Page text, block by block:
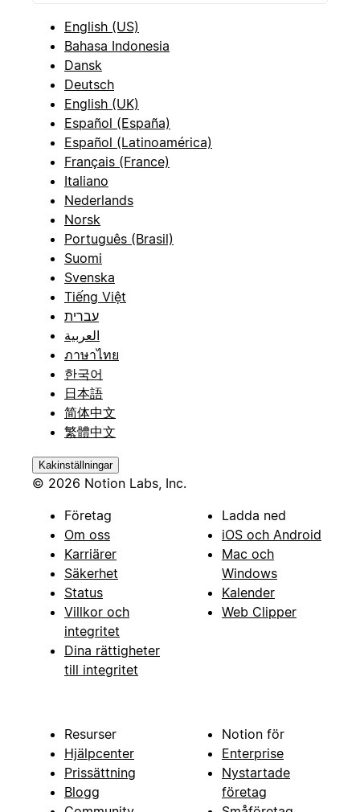
English (US)
Bahasa Indonesia
Dansk
Deutsch
English (UK)
Español (España)
Español (Latinoamérica)
Français (France)
Italiano
Nederlands
Norsk
Português (Brasil)
Suomi
Svenska
Tiếng Việt
עברית
العربية
ภาษาไทย
한국어
日本語
简体中文
繁體中文
Kakinställningar
© 2026 Notion Labs, Inc.
Företag
Om oss
Karriärer
Säkerhet
Status
Villkor och
integritet
Dina rättigheter
till integritet
Ladda ned
iOS och Android
Mac och
Windows
Kalender
Web Clipper
Resurser
Hjälpcenter
Prissättning
Blogg
Notion för
Enterprise
Nystartade
företag